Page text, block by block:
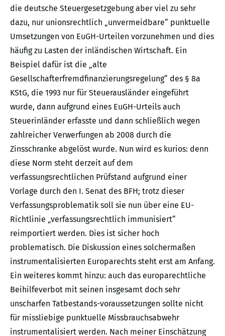
die deutsche Steuergesetzgebung aber viel zu sehr
dazu, nur unionsrechtlich „unvermeidbare“ punktuelle
Umsetzungen von EuGH-Urteilen vorzunehmen und dies
häufig zu Lasten der inländischen Wirtschaft. Ein
Beispiel dafür ist die „alte
Gesellschafterfremdfinanzierungsregelung“ des § 8a
KStG, die 1993 nur für Steuerausländer eingeführt
wurde, dann aufgrund eines EuGH-Urteils auch
Steuerinländer erfasste und dann schließlich wegen
zahlreicher Verwerfungen ab 2008 durch die
Zinsschranke abgelöst wurde. Nun wird es kurios: denn
diese Norm steht derzeit auf dem
verfassungsrechtlichen Prüfstand aufgrund einer
Vorlage durch den I. Senat des BFH; trotz dieser
Verfassungsproblematik soll sie nun über eine EU-
Richtlinie „verfassungsrechtlich immunisiert“
reimportiert werden. Dies ist sicher hoch
problematisch. Die Diskussion eines solchermaßen
instrumentalisierten Europarechts steht erst am Anfang.
Ein weiteres kommt hinzu: auch das europarechtliche
Beihilfeverbot mit seinen insgesamt doch sehr
unscharfen Tatbestands-voraussetzungen sollte nicht
für missliebige punktuelle Missbrauchsabwehr
instrumentalisiert werden. Nach meiner Einschätzung